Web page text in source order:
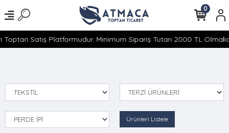
Satış Platformudur. Minimum Sipariş Tutarı 2000 TL
0
Ürünleri Listele